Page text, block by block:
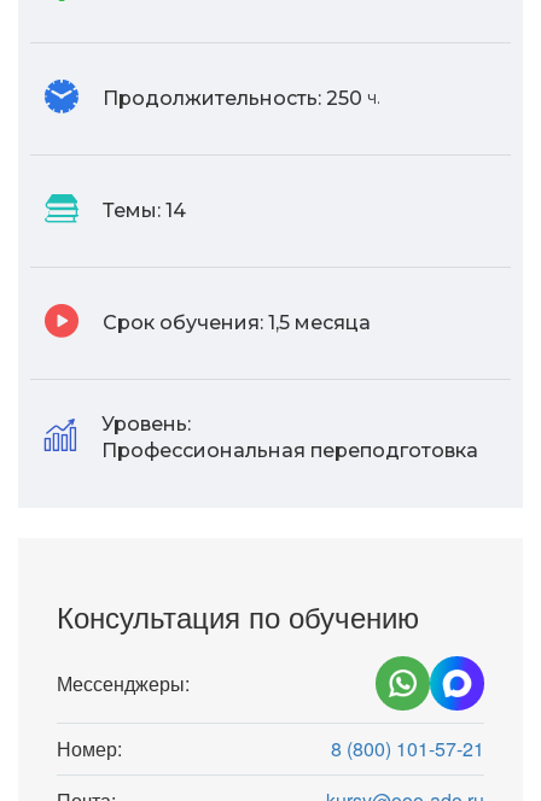
Продолжительность: 250 ч.
Темы: 14
Срок обучения: 1,5 месяца
Уровень:
Профессиональная переподготовка
Консультация по обучению
Мессенджеры:
Номер:
8 (800) 101-57-21